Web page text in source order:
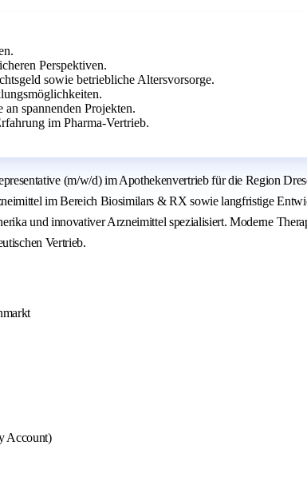
Perspektiven.
sowie betriebliche Altersvorsorge.
spannenden Projekten.
im Pharma-Vertrieb.
(m/w/d) im Apothekenvertrieb für die Region
im Bereich Biosimilars & RX sowie langfristige
und innovativer Arzneimittel spezialisiert. Moderne
Vertrieb.
Account)